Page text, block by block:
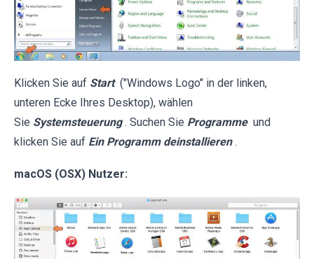
Klicken Sie auf Start ("Windows Logo" in der linken,
unteren Ecke Ihres Desktop), wählen
Sie Systemsteuerung . Suchen Sie Programme und
klicken Sie auf Ein Programm deinstallieren .
macOS (OSX) Nutzer: